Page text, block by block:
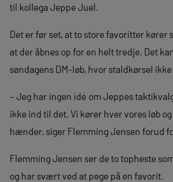
til kollega Jeppe Juel.
Det er før set, at to store favoritter kører
at der åbnes op for en helt tredje. Det
søndagens DM-løb, hvor staldkørsel
– Jeg har ingen idé om Jeppes
ikke ind til det. Vi kører hver vores løb
hænder, siger Flemming Jensen forud
Flemming Jensen ser de to topheste
og har svært ved at pege på en favorit.